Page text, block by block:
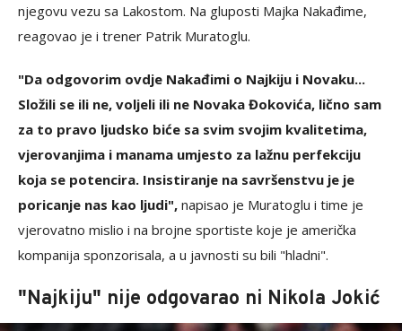
njegovu vezu sa Lakostom. Na gluposti Majka Nakađime,
reagovao je i trener Patrik Muratoglu.
"Da odgovorim ovdje Nakađimi o Najkiju i Novaku...
Složili se ili ne, voljeli ili ne Novaka Đokovića, lično sam
za to pravo ljudsko biće sa svim svojim kvalitetima,
vjerovanjima i manama umjesto za lažnu perfekciju
koja se potencira. Insistiranje na savršenstvu je je
poricanje nas kao ljudi", napisao je Muratoglu i time je
vjerovatno mislio i na brojne sportiste koje je američka
kompanija sponzorisala, a u javnosti su bili "hladni".
"Najkiju" nije odgovarao ni Nikola Jokić